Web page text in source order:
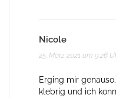
Nicole
25. März 2021 um 9:26
Erging mir
klebrig und ich